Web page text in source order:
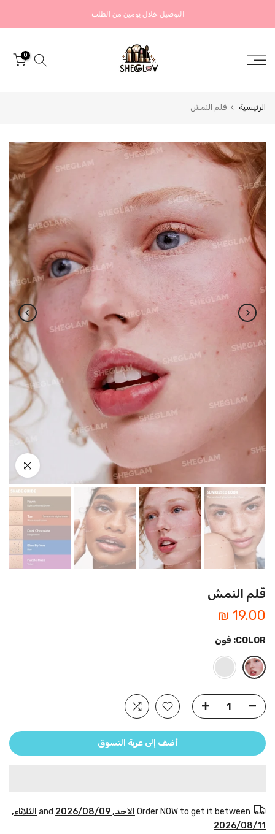
إلى
التوصيل خلال يومين من الطلب
0
الرئيسية قلم النمش
اضغط للتكبير
قلم النمش
19.00 ₪
COLOR: فون
أضف إلى عربة التسوق
Order NOW to get it between الاحد, 2026/08/09
الثلاثاء,
2026/08/11